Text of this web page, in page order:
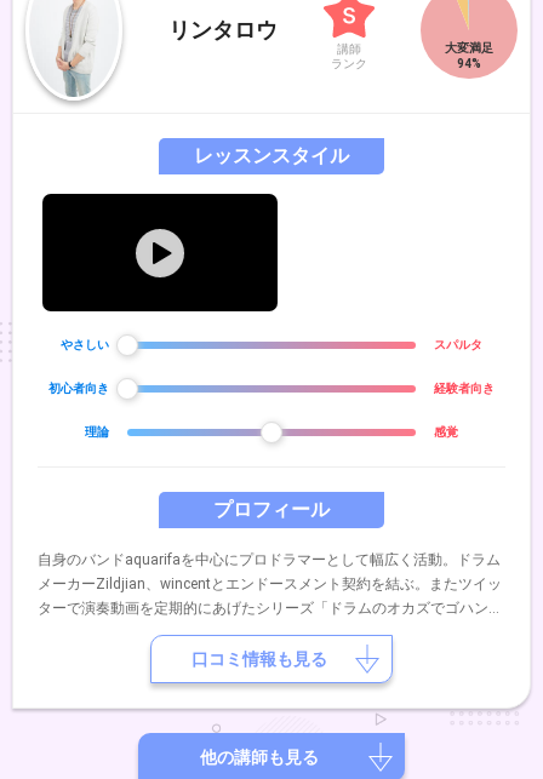
リンタロウ
講師
ランク
プロフィール
自身のバンドaquarifaを中心にプロドラマーとして幅広く活動。ドラム
メーカーZildjian、wincentとエンドースメント契約を結ぶ。またツイッ
ターで演奏動画を定期的にあげたシリーズ「ドラムのオカズでゴハン」
が好評を得る。Twitter(＠rintaro0111)
レッスンスタイル
やさしい スパルタ
初心者向き 経験者向き
理論 感覚
口コミ情報も見る
他の講師も見る